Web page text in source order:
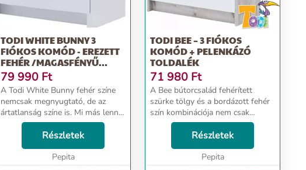
TODI WHITE BUNNY 3
FIÓKOS KOMÓD - EREZETT
FEHÉR /MAGASFÉNYŰ
FEHÉR
79 990 Ft
A Todi White Bunny fehér színe
nemcsak megnyugtató, de az
ártatlanság színe is. Mi más lenne
a legmegfelelőbb gyermekünk
számára, ha nem ez a hófehér
bútorcsalád. A White Bunny
modern, szögletes formá...
Részletek
Pepita
TODI BEE – 3 FIÓKOS
KOMÓD + PELENKÁZÓ
TOLDALÉK
71 980 Ft
A Bee bútorcsalád fehérített
szürke tölgy és a bordázott fehér
szín kombinációja nem csak
divatos, de elengedhetetlen része
egy trendi babaszobának. A
bútorok követik az egyszerű, de
nagyszerűség elvé...
Részletek
Pepita